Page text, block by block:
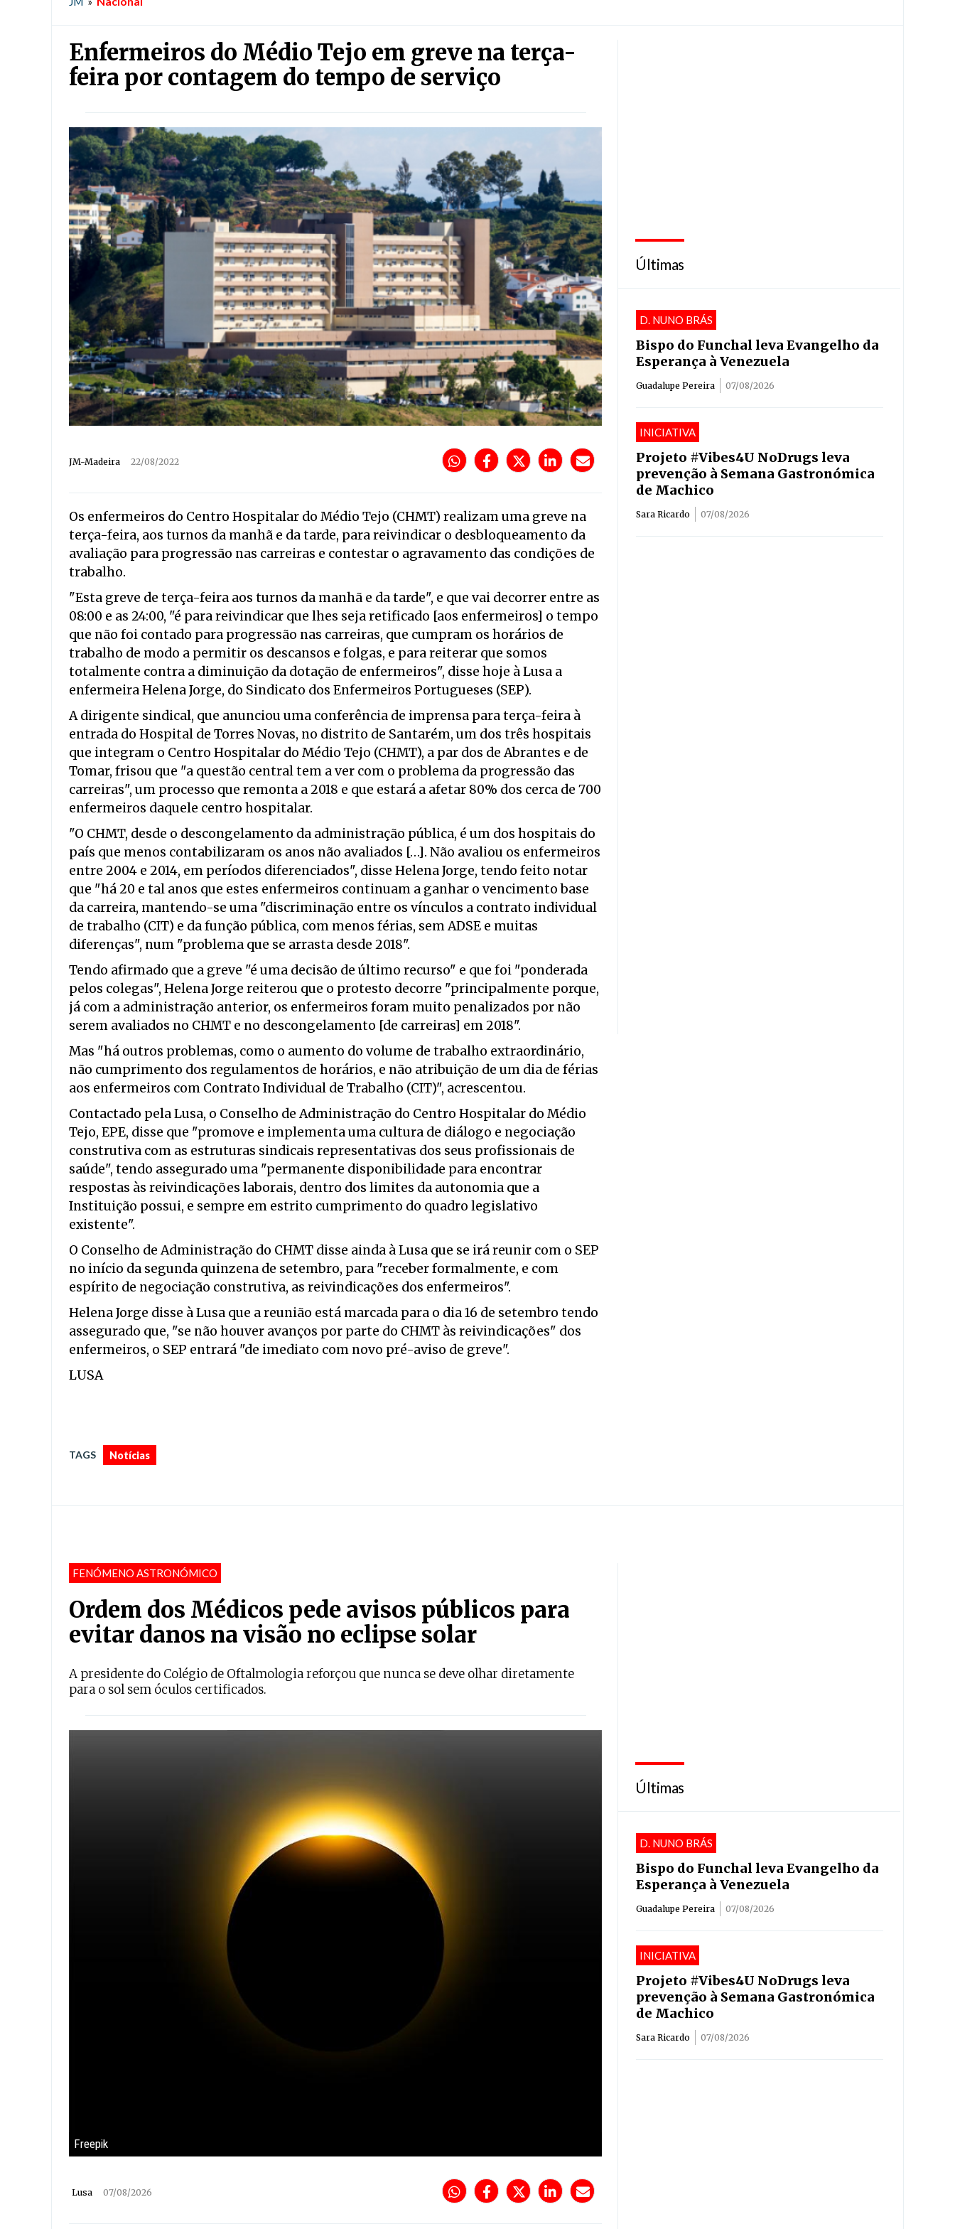
Enfermeiros do Médio Tejo em greve na terça-
feira por contagem do tempo de serviço
JM-Madeira 22/08/2022
Os enfermeiros do Centro Hospitalar do Médio Tejo (CHMT) realizam uma greve na
terça-feira, aos turnos da manhã e da tarde, para reivindicar o desbloqueamento da
avaliação para progressão nas carreiras e contestar o agravamento das condições de
trabalho.
"Esta greve de terça-feira aos turnos da manhã e da tarde", e que vai decorrer entre as
08:00 e as 24:00, "é para reivindicar que lhes seja retificado [aos enfermeiros] o tempo
que não foi contado para progressão nas carreiras, que cumpram os horários de
trabalho de modo a permitir os descansos e folgas, e para reiterar que somos
totalmente contra a diminuição da dotação de enfermeiros", disse hoje à Lusa a
enfermeira Helena Jorge, do Sindicato dos Enfermeiros Portugueses (SEP).
A dirigente sindical, que anunciou uma conferência de imprensa para terça-feira à
entrada do Hospital de Torres Novas, no distrito de Santarém, um dos três hospitais
que integram o Centro Hospitalar do Médio Tejo (CHMT), a par dos de Abrantes e de
Tomar, frisou que "a questão central tem a ver com o problema da progressão das
carreiras", um processo que remonta a 2018 e que estará a afetar 80% dos cerca de 700
enfermeiros daquele centro hospitalar.
"O CHMT, desde o descongelamento da administração pública, é um dos hospitais do
país que menos contabilizaram os anos não avaliados […]. Não avaliou os enfermeiros
entre 2004 e 2014, em períodos diferenciados", disse Helena Jorge, tendo feito notar
que "há 20 e tal anos que estes enfermeiros continuam a ganhar o vencimento base
da carreira, mantendo-se uma "discriminação entre os vínculos a contrato individual
de trabalho (CIT) e da função pública, com menos férias, sem ADSE e muitas
diferenças", num "problema que se arrasta desde 2018".
Tendo afirmado que a greve "é uma decisão de último recurso" e que foi "ponderada
pelos colegas", Helena Jorge reiterou que o protesto decorre "principalmente porque,
já com a administração anterior, os enfermeiros foram muito penalizados por não
serem avaliados no CHMT e no descongelamento [de carreiras] em 2018".
Mas "há outros problemas, como o aumento do volume de trabalho extraordinário,
não cumprimento dos regulamentos de horários, e não atribuição de um dia de férias
aos enfermeiros com Contrato Individual de Trabalho (CIT)", acrescentou.
Contactado pela Lusa, o Conselho de Administração do Centro Hospitalar do Médio
Tejo, EPE, disse que "promove e implementa uma cultura de diálogo e negociação
construtiva com as estruturas sindicais representativas dos seus profissionais de
saúde", tendo assegurado uma "permanente disponibilidade para encontrar
respostas às reivindicações laborais, dentro dos limites da autonomia que a
Instituição possui, e sempre em estrito cumprimento do quadro legislativo
existente".
O Conselho de Administração do CHMT disse ainda à Lusa que se irá reunir com o SEP
no início da segunda quinzena de setembro, para "receber formalmente, e com
espírito de negociação construtiva, as reivindicações dos enfermeiros".
Helena Jorge disse à Lusa que a reunião está marcada para o dia 16 de setembro tendo
assegurado que, "se não houver avanços por parte do CHMT às reivindicações" dos
enfermeiros, o SEP entrará "de imediato com novo pré-aviso de greve".
LUSA
TAGS Notícias
Últimas
D. NUNO BRÁS
Bispo do Funchal leva Evangelho da
Esperança à Venezuela
Guadalupe Pereira 07/08/2026
INICIATIVA
Projeto #Vibes4U NoDrugs leva
prevenção à Semana Gastronómica
de Machico
Sara Ricardo 07/08/2026
FENÓMENO ASTRONÓMICO
Ordem dos Médicos pede avisos públicos para
evitar danos na visão no eclipse solar
A presidente do Colégio de Oftalmologia reforçou que nunca se deve olhar diretamente
para o sol sem óculos certificados.
Freepik
Lusa 07/08/2026
Últimas
D. NUNO BRÁS
Bispo do Funchal leva Evangelho da
Esperança à Venezuela
Guadalupe Pereira 07/08/2026
INICIATIVA
Projeto #Vibes4U NoDrugs leva
prevenção à Semana Gastronómica
de Machico
Sara Ricardo 07/08/2026